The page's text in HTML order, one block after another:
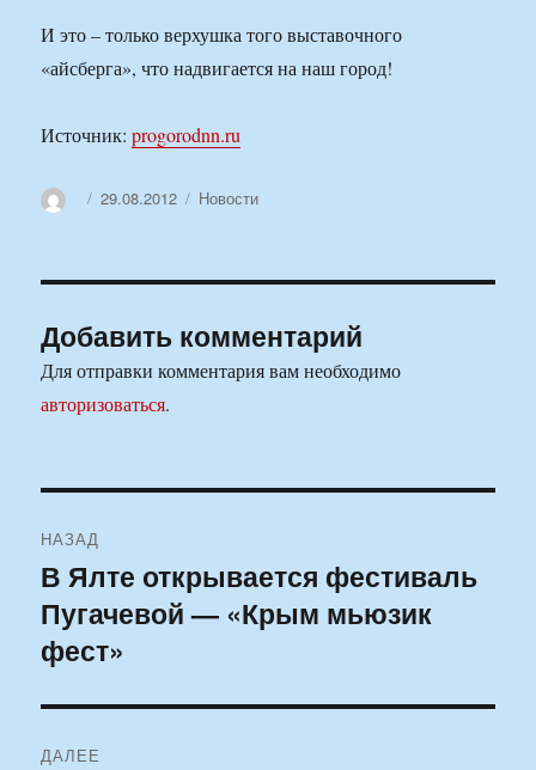
И это – только верхушка того выставочного
«айсберга», что надвигается на наш город!
Источник:progorodnn.ru
АвторОпубликовано
29.08.2012 Рубрики
Новости
Добавить комментарий
Для отправки комментария вам необходимо
авторизоваться.
по
записям
НАЗАД
Предыдущая
запись:
В Ялте открывается фестиваль
Пугачевой — «Крым мьюзик
фест»
ДАЛЕЕ